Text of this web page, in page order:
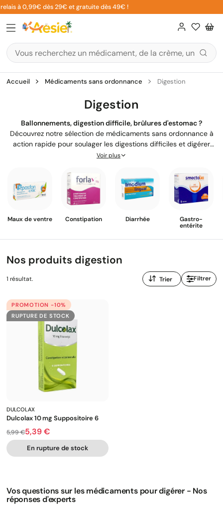
Aller
au
contenu
à 0,99€ dès 29€ et gratuite dès 49€ !
Accueil Médicaments sans ordonnance Digestion
Digestion
Ballonnements, digestion difficile, brûlures d'estomac ?
Découvrez notre sélection de médicaments sans ordonnance à
action rapide pour soulager les digestions difficiles et digérer
facilement. Nos pharmaciens ont sélectionné des accélérateurs
gaz, comprimés pour digérer les repas lourds, médicaments pour
la digestion et les maux d'estomac pour un soulagement
immédiat à prix attractifs et une livraison sous 24h.
Voir plus
Maux de ventre Constipation Diarrhée
Gastro-
entérite
Nos produits digestion
1 résultat.
Trier
par
Filtrer
PROMOTION -10%
RUPTURE DE STOCK
DULCOLAX
Dulcolax 10 Mg Suppositoire 6
Prix de base
5,99 €
Prix 5,39 €
En rupture de stock
Vos questions sur les médicaments pour digérer - Nos
réponses d'experts